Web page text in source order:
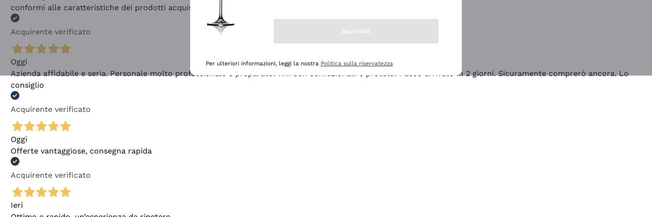
conformi alle caratteristiche dei prodotti acquistati
Acquirente verificato
Oggi
Azienda affidabile e seria. Personale molto professionale e preparato. Vini ben confezionati e protetti. Pacco arrivato in 2 giorni. Sicuramente comprerò ancora. Lo
consiglio
Acquirente verificato
Oggi
Offerte vantaggiose, consegna rapida
Acquirente verificato
Ieri
Iscrivimi
Per ulteriori informazioni, leggi la nostra Politica sulla riservatezza